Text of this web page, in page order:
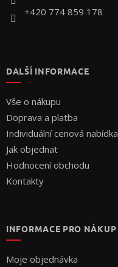
+420 774 859 178
DALŠÍ INFORMACE
Vše o nákupu
Doprava a platba
Individuální cenová nabídka
Jak objednat
Hodnocení obchodu
Kontakty
INFORMACE PRO NÁKUP
Moje objednávka